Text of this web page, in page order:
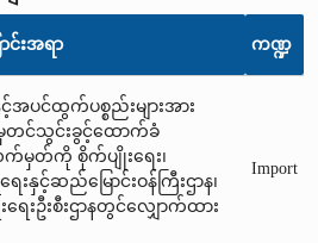
င်းအရာ ကဏ္ဍ
အပင်ထွက်ပစ္စည်းများအား
တင်သွင်းခွင့်ထောက်ခံ
မှတ်ကို စိုက်ပျိုးရေး၊
ေးနှင့်ဆည်မြောင်းဝန်ကြီးဌာန၊
ရေးဦးစီးဌာနတွင်လျှောက်ထား
Import